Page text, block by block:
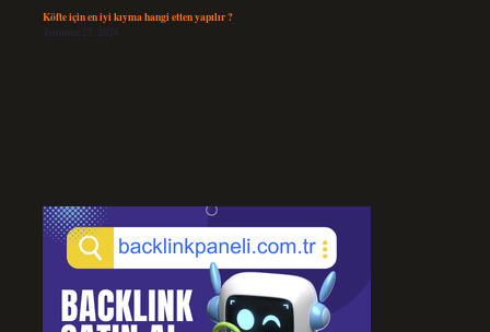
Köfte için en iyi kıyma hangi etten yapılır ?
Temmuz 27, 2026